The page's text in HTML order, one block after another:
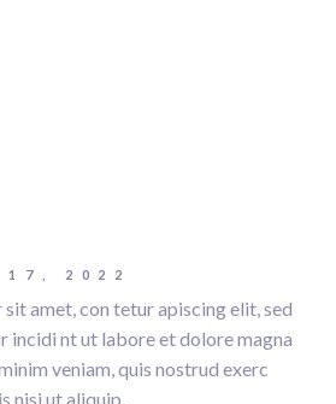
17, 2022
amet, con tetur apiscing elit, sed
incidi nt ut labore et dolore magna
veniam, quis nostrud exerc
nisi ut aliquip.